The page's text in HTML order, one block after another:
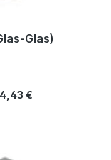
Glas)
€